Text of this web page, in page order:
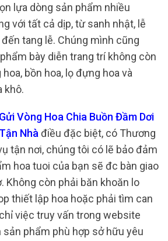
lựa dòng sản phẩm nhiều
với tất cả dịp, từ sanh nhật, lễ
tang lễ. Chúng mình cũng
bày diễn trang trí không còn
bồn hoa, lọ đựng hoa và
khô.
Vòng Hoa Chia Buồn Đầm Dơi
Nhà điều đặc biệt, có Thương
tận nơi, chúng tôi có lẽ bảo đảm
hoa tuoi của bạn sẽ đc bàn giao
Không còn phải băn khoăn lo
thiết lập hoa hoặc phải tìm can
việc truy vấn trong website
sản phẩm phù hợp sở hữu yêu